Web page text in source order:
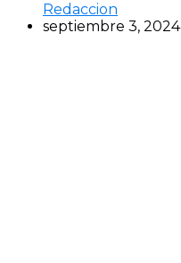
Redaccion
septiembre 3, 2024